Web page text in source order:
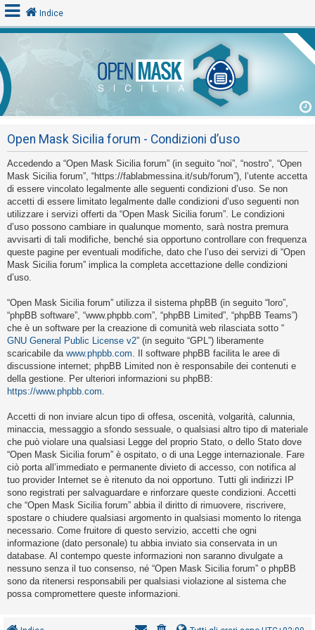
o
g
n
A
r
g
o
m
e
t
i
s
e
n
z
r
i
s
p
o
s
t
a
A
g
Indice
Open Mask Sicilia forum - Condizioni d’uso
Accedendo a “Open Mask Sicilia forum” (in seguito “noi”, “nostro”, “Open
Mask Sicilia forum”, “https://fablabmessina.it/sub/forum”), l’utente accetta
di essere vincolato legalmente alle seguenti condizioni d’uso. Se non
accetti di essere limitato legalmente dalle condizioni d’uso seguenti non
utilizzare i servizi offerti da “Open Mask Sicilia forum”. Le condizioni
d’uso possono cambiare in qualunque momento, sarà nostra premura
avvisarti di tali modifiche, benché sia opportuno controllare con frequenza
queste pagine per eventuali modifiche, dato che l’uso dei servizi di “Open
Mask Sicilia forum” implica la completa accettazione delle condizioni
d’uso.
“Open Mask Sicilia forum” utilizza il sistema phpBB (in seguito “loro”,
“phpBB software”, “www.phpbb.com”, “phpBB Limited”, “phpBB Teams”)
che è un software per la creazione di comunità web rilasciata sotto “
GNU General Public License v2” (in seguito “GPL”) liberamente
scaricabile da www.phpbb.com. Il software phpBB facilita le aree di
discussione internet; phpBB Limited non è responsabile dei contenuti e
della gestione. Per ulteriori informazioni su phpBB:
https://www.phpbb.com.
Accetti di non inviare alcun tipo di offesa, oscenità, volgarità, calunnia,
minaccia, messaggio a sfondo sessuale, o qualsiasi altro tipo di materiale
che può violare una qualsiasi Legge del proprio Stato, o dello Stato dove
“Open Mask Sicilia forum” è ospitato, o di una Legge internazionale. Fare
ciò porta all’immediato e permanente divieto di accesso, con notifica al
tuo provider Internet se è ritenuto da noi opportuno. Tutti gli indirizzi IP
sono registrati per salvaguardare e rinforzare queste condizioni. Accetti
che “Open Mask Sicilia forum” abbia il diritto di rimuovere, riscrivere,
spostare o chiudere qualsiasi argomento in qualsiasi momento lo ritenga
necessario. Come fruitore di questo servizio, accetti che ogni
informazione (dato personale) tu abbia inviato sia conservata in un
database. Al contempo queste informazioni non saranno divulgate a
nessuno senza il tuo consenso, né “Open Mask Sicilia forum” o phpBB
sono da ritenersi responsabili per qualsiasi violazione al sistema che
possa compromettere queste informazioni.